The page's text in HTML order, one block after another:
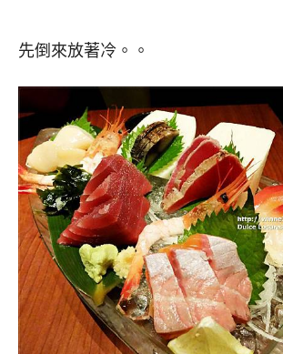
先倒來放著冷。。